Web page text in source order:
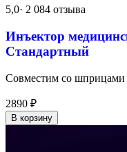
5,0· 2 084 отзыва
Инъектор
Стандартный
Совместим со
2890 ₽
В корзину